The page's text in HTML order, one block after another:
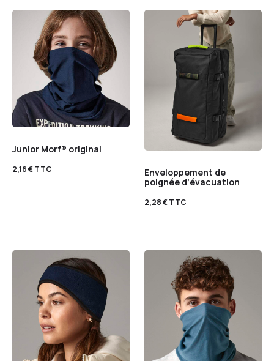
Junior Morf® original
2,16€TTC
Enveloppement de
poignée d’évacuation
2,28€TTC